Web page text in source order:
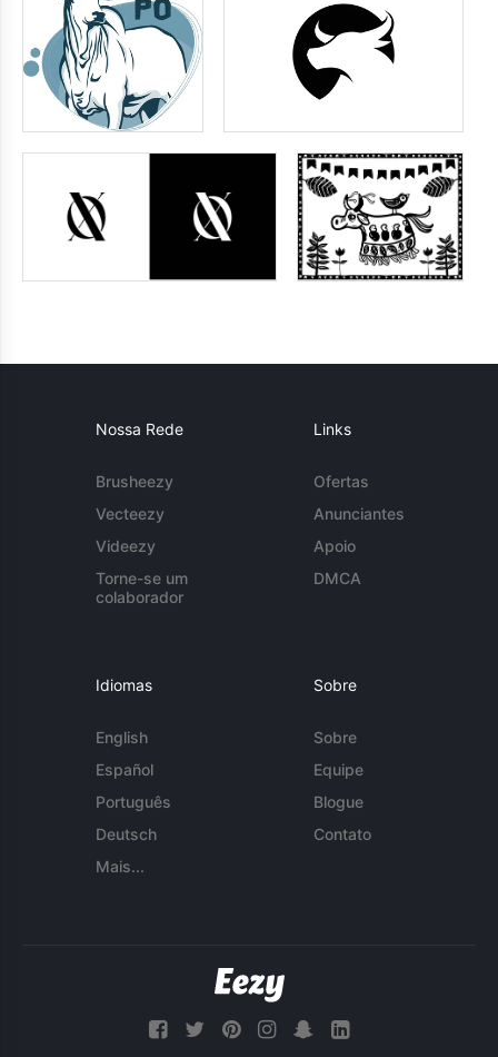
Nossa Rede
Brusheezy
Vecteezy
Videezy
Torne-se um
colaborador
Links
Ofertas
Anunciantes
Apoio
DMCA
Idiomas
English
Español
Português
Deutsch
Mais...
Sobre
Sobre
Equipe
Blogue
Contato